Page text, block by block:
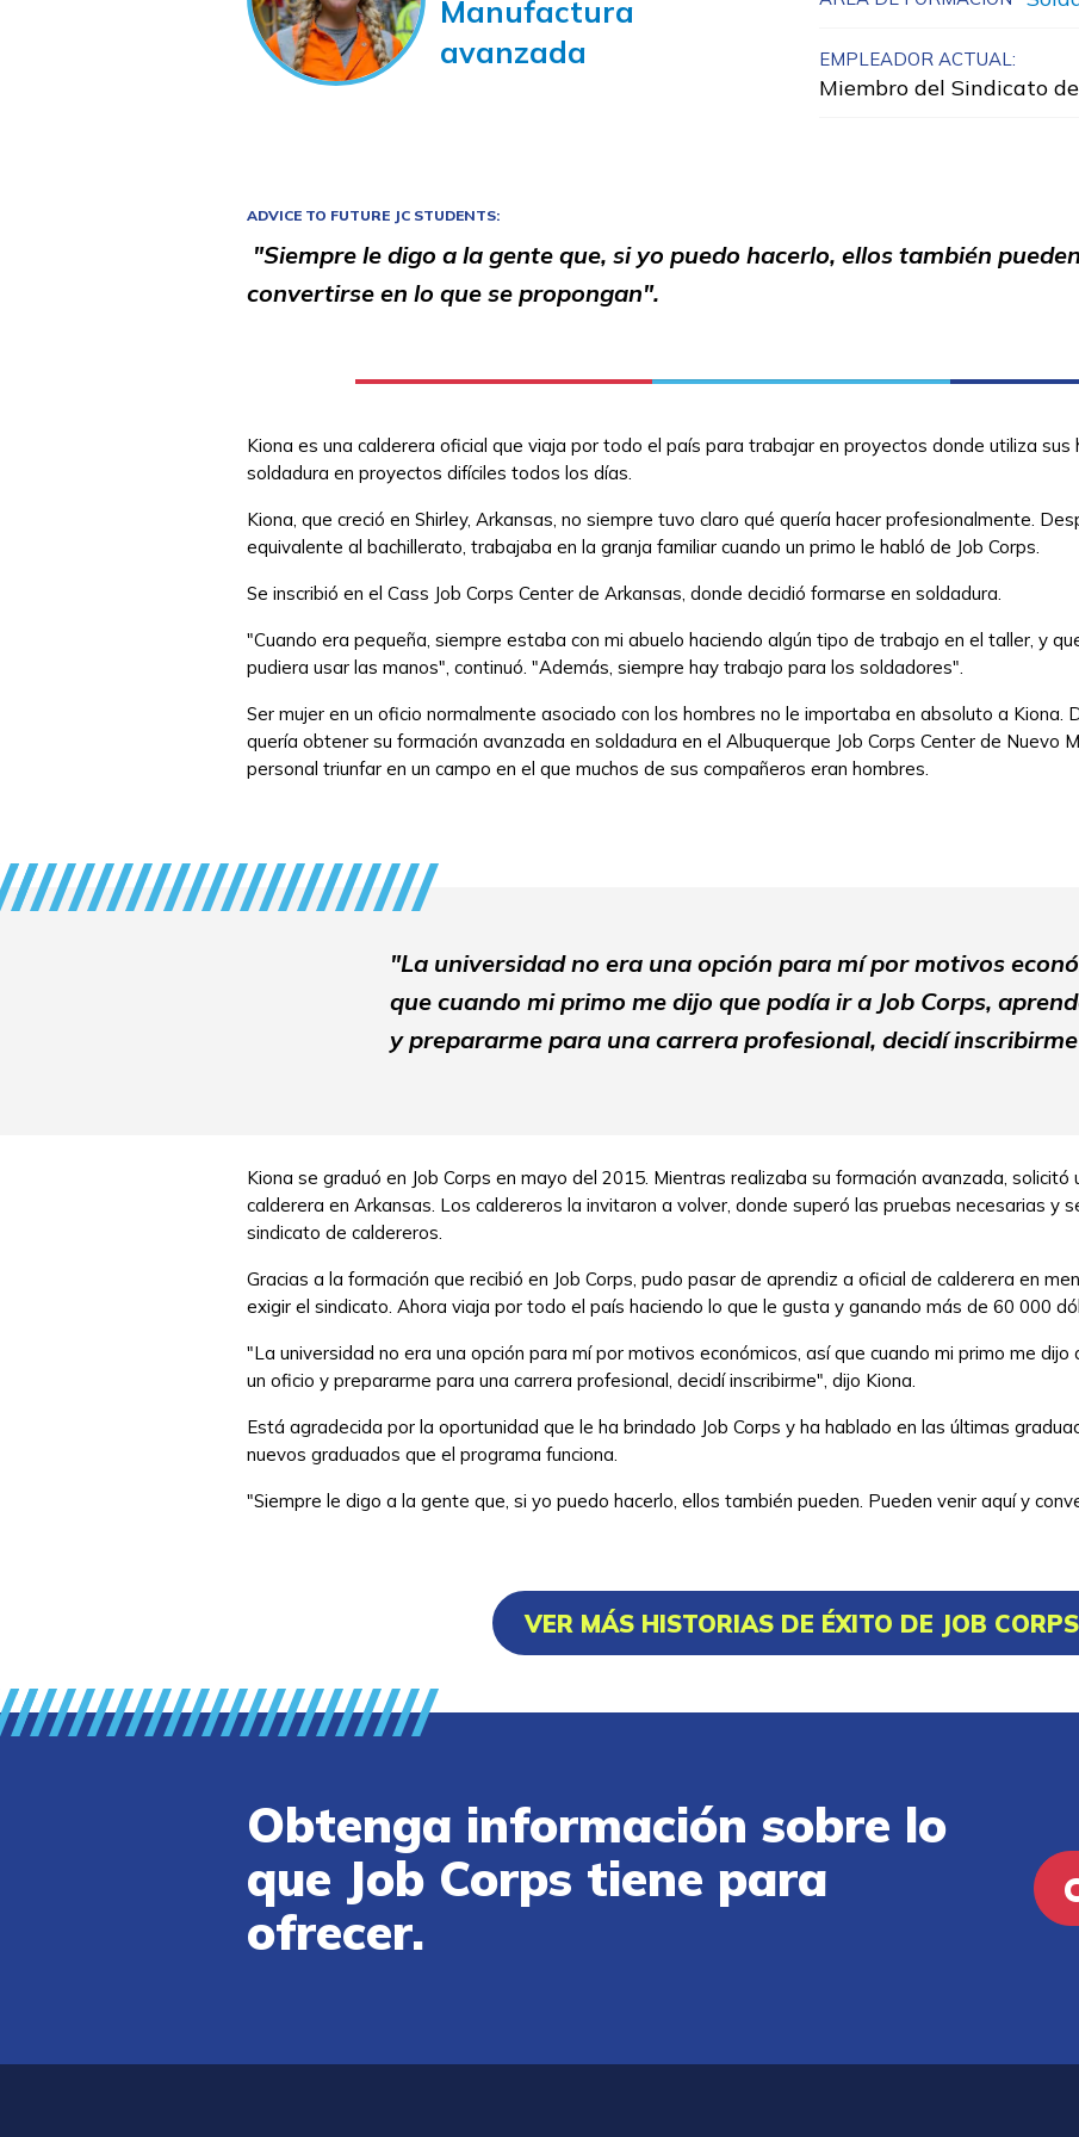
Manufactura
avanzada
EMPLEADOR ACTUAL:
Miembro del Sindicato
ADVICE TO FUTURE JC STUDENTS:
"Siempre le digo a la gente que, si yo puedo hacerlo, ellos también
convertirse en lo que se propongan".
Kiona es una calderera oficial que viaja por todo el país para trabajar en proyectos donde utiliza
soldadura en proyectos difíciles todos los días.
Kiona, que creció en Shirley, Arkansas, no siempre tuvo claro qué quería hacer profesionalmente.
equivalente al bachillerato, trabajaba en la granja familiar cuando un primo le habló de Job Corps.
Se inscribió en el Cass Job Corps Center de Arkansas, donde decidió formarse en soldadura.
"Cuando era pequeña, siempre estaba con mi abuelo haciendo algún tipo de trabajo en el taller, y
pudiera usar las manos", continuó. "Además, siempre hay trabajo para los soldadores".
Ser mujer en un oficio normalmente asociado con los hombres no le importaba en absoluto a Kiona.
quería obtener su formación avanzada en soldadura en el Albuquerque Job Corps Center de Nuevo
personal triunfar en un campo en el que muchos de sus compañeros eran hombres.
"La universidad no era una opción para mí por motivos
que cuando mi primo me dijo que podía ir a Job Corps,
y prepararme para una carrera profesional, decidí
Kiona se graduó en Job Corps en mayo del 2015. Mientras realizaba su formación avanzada,
calderera en Arkansas. Los caldereros la invitaron a volver, donde superó las pruebas necesarias y
sindicato de caldereros.
Gracias a la formación que recibió en Job Corps, pudo pasar de aprendiz a oficial de calderera en
exigir el sindicato. Ahora viaja por todo el país haciendo lo que le gusta y ganando más de 60 000
"La universidad no era una opción para mí por motivos económicos, así que cuando mi primo me dijo
un oficio y prepararme para una carrera profesional, decidí inscribirme", dijo Kiona.
Está agradecida por la oportunidad que le ha brindado Job Corps y ha hablado en las últimas
nuevos graduados que el programa funciona.
"Siempre le digo a la gente que, si yo puedo hacerlo, ellos también pueden. Pueden venir aquí y
VER MÁS HISTORIAS DE ÉXITO DE JOB CORPS
Obtenga información sobre lo
que Job Corps tiene para
ofrecer.